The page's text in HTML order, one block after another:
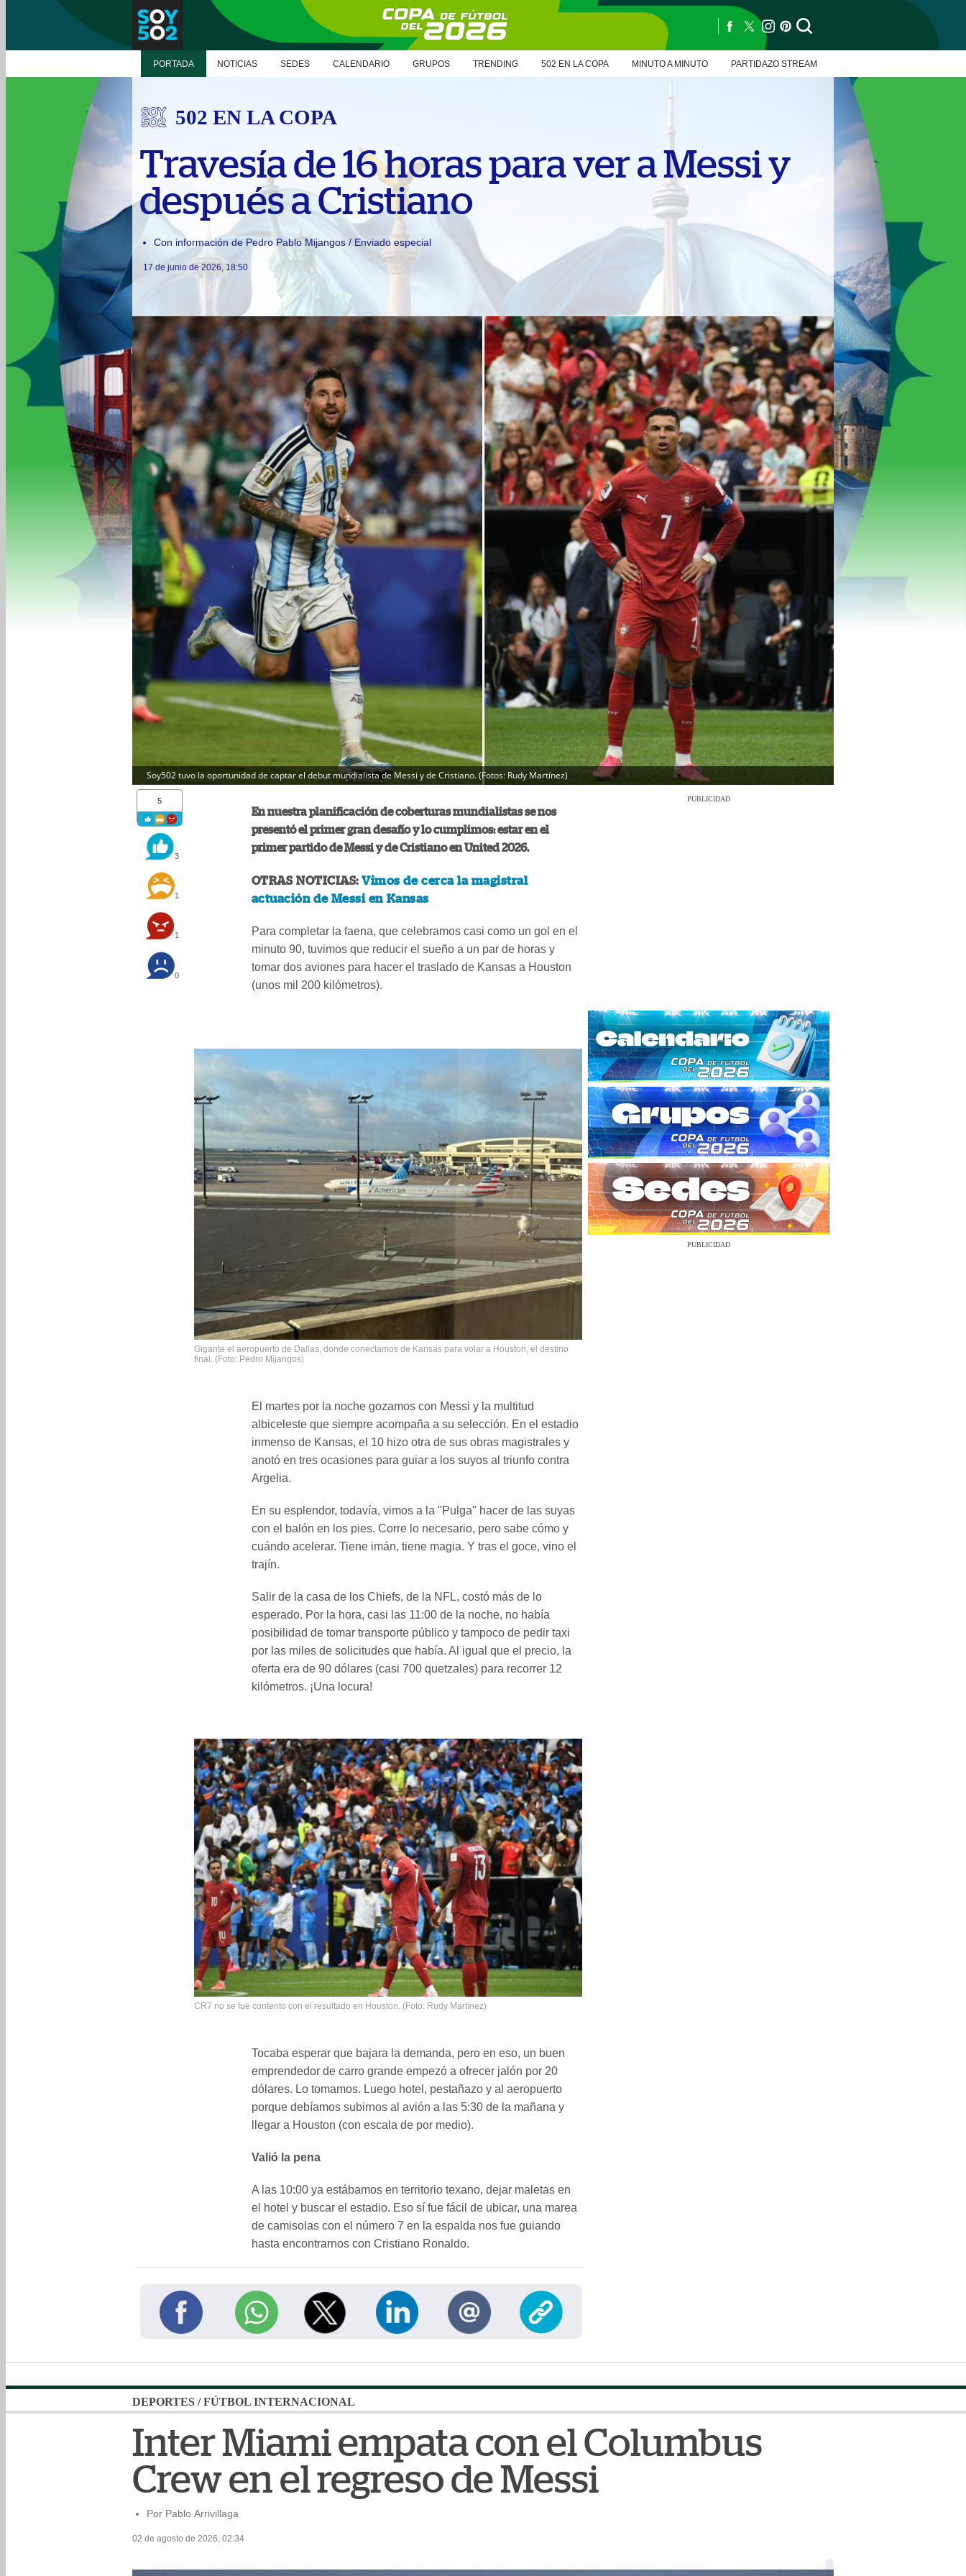
PORTADA NOTICIAS SEDES CALENDARIO GRUPOS TRENDING 502 EN LA COPA MINUTO A MINUTO PARTIDAZO STREAM
502 EN LA COPA
Travesía de 16 horas para ver a Messi y
después a Cristiano
Con información de Pedro Pablo Mijangos / Enviado especial
17 de junio de 2026, 18:50
Soy502 tuvo la oportunidad de captar el debut mundialista de Messi y de Cristiano. (Fotos: Rudy Martínez)
5
3
1
1
0
En nuestra planificación de coberturas mundialistas se nos
presentó el primer gran desafío y lo cumplimos: estar en el
primer partido de Messi y de Cristiano en United 2026.
OTRAS NOTICIAS:Vimos de cerca la magistral
actuación de Messi en Kansas
Para completar la faena, que celebramos casi como un gol en el
minuto 90, tuvimos que reducir el sueño a un par de horas y
tomar dos aviones para hacer el traslado de Kansas a Houston
(unos mil 200 kilómetros).
Gigante el aeropuerto de Dallas, donde conectamos de Kansas para volar a Houston, el destino
final. (Foto: Pedro Mijangos)
El martes por la noche gozamos con Messi y la multitud
albiceleste que siempre acompaña a su selección. En el estadio
inmenso de Kansas, el 10 hizo otra de sus obras magistrales y
anotó en tres ocasiones para guiar a los suyos al triunfo contra
Argelia.
En su esplendor, todavía, vimos a la "Pulga" hacer de las suyas
con el balón en los pies. Corre lo necesario, pero sabe cómo y
cuándo acelerar. Tiene imán, tiene magia. Y tras el goce, vino el
trajín.
Salir de la casa de los Chiefs, de la NFL, costó más de lo
esperado. Por la hora, casi las 11:00 de la noche, no había
posibilidad de tomar transporte público y tampoco de pedir taxi
por las miles de solicitudes que había. Al igual que el precio, la
oferta era de 90 dólares (casi 700 quetzales) para recorrer 12
kilómetros. ¡Una locura!
CR7 no se fue contento con el resultado en Houston. (Foto: Rudy Martínez)
Tocaba esperar que bajara la demanda, pero en eso, un buen
emprendedor de carro grande empezó a ofrecer jalón por 20
dólares. Lo tomamos. Luego hotel, pestañazo y al aeropuerto
porque debíamos subirnos al avión a las 5:30 de la mañana y
llegar a Houston (con escala de por medio).
Valió la pena
A las 10:00 ya estábamos en territorio texano, dejar maletas en
el hotel y buscar el estadio. Eso sí fue fácil de ubicar, una marea
de camisolas con el número 7 en la espalda nos fue guiando
hasta encontrarnos con Cristiano Ronaldo.
PUBLICIDAD
PUBLICIDAD
DEPORTES /FÚTBOL INTERNACIONAL
Inter Miami empata con el Columbus
Crew en el regreso de Messi
Por Pablo Arrivillaga
02 de agosto de 2026, 02:34